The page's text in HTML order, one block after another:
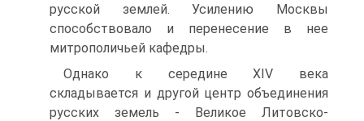
русской землей. Усилению Москвы
способствовало и перенесение в нее
митрополичьей кафедры.
Однако к середине XIV века
складывается и другой центр объединения
русских земель - Великое Литовско-